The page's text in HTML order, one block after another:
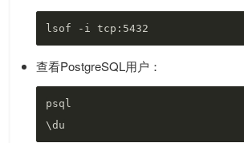
查看PostgreSQL用户：
psql